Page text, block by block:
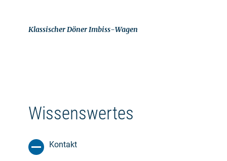
Klassischer Döner Imbiss-Wagen
Wissenswertes
Kontakt